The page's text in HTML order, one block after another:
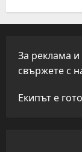
За реклама
свържете с
Екипът е